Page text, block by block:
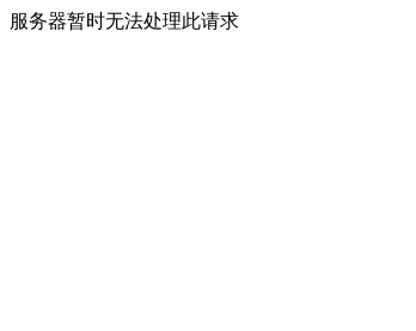
服务器暂时无法处理此请求